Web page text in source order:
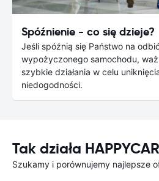
Spóźnienie - co się dzieje?
Jeśli spóźnią się Państwo na
wypożyczonego samochodu,
szybkie działania w celu
niedogodności.
Tak działa HAPPYCAR
Szukamy i porównujemy najlepsze